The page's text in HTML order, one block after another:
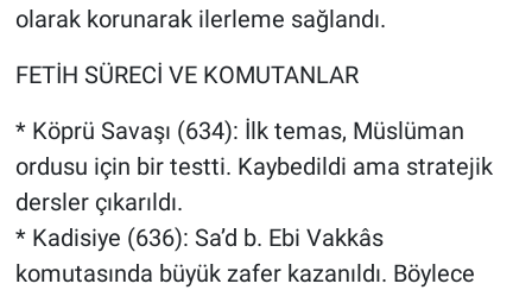
olarak korunarak ilerleme sağlandı.
FETİH SÜRECİ VE KOMUTANLAR
* Köprü Savaşı (634): İlk temas, Müslüman
ordusu için bir testti. Kaybedildi ama stratejik
dersler çıkarıldı.
* Kadisiye (636): Sa’d b. Ebi Vakkâs
komutasında büyük zafer kazanıldı. Böylece